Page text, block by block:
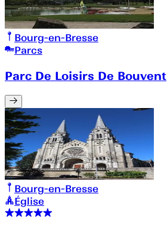
Bourg-en-Bresse
Parcs
Parc De Loisirs De Bouvent
Bourg-en-Bresse
Église